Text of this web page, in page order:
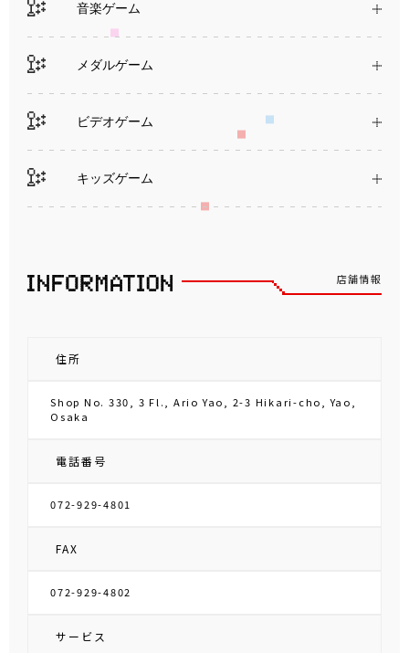
音楽ゲーム
メダルゲーム
ビデオゲーム
キッズゲーム
店舗情報
住所
Shop No. 330, 3 Fl., Ario Yao, 2-3 Hikari-cho, Yao,
Osaka
電話番号
072-929-4801
FAX
072-929-4802
サービス